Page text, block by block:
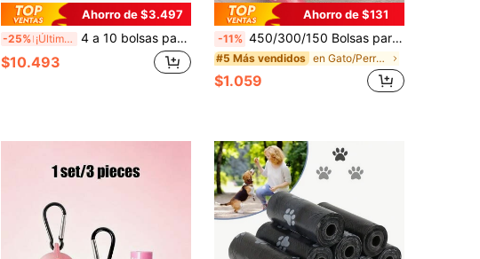
Ahorro de $3.497
-25% ¡Últimos 3 días 4 a 10 bolsas para recolección de heces de mascotas con fragancia sutil - Estas bolsas son gruesas, a prueba de fugas y duraderas. Están diseñadas específicamente para recolectar heces de perro y vienen con pegatinas de recordatorio y dispensadores complementarios. Ideal para la limpieza de mascotas pequeñas.
$10.493
Ahorro de $131
-11% 450/300/150 Bolsas para excrementos de perro impresas en rosa, portátiles, limpias, adecuadas para botes de basura del coche y botes de basura pequeños, pueden reemplazar las bolsas de basura ordinarias, bolsas de basura a prueba de fugas específicas para mascotas, adecuadas para paseos de perros al aire libre, bolsas inteligentes para excrementos de perro al aire libre.
#5 Más vendidos en Gato/Perro Bolsas y dispensadores para excremen
$1.059